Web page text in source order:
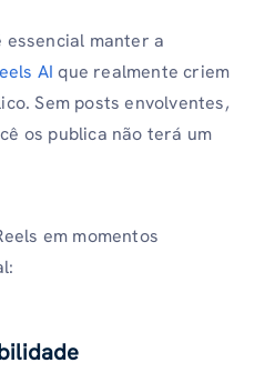
essencial manter a
AI que realmente criem
Sem posts envolventes,
os publica não terá um
em momentos